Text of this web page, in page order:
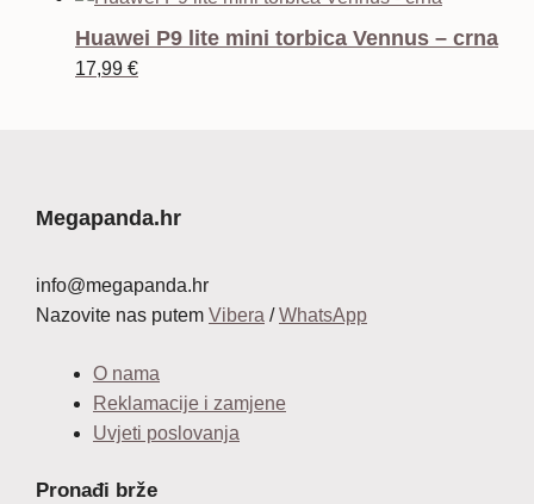
Huawei P9 lite mini torbica Vennus – crna
17,99 €
Megapanda.hr
info@megapanda.hr
Nazovite nas putem Vibera / WhatsApp
O nama
Reklamacije i zamjene
Uvjeti poslovanja
Pronađi brže